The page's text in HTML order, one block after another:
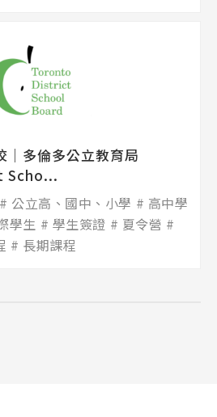
│多倫多公立教育局
公立高、國中、小學
高中學
學生 學生簽證
夏令營
長期課程